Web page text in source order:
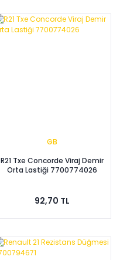
GB
R21 Txe Concorde Viraj Demir
Orta Lastiği 7700774026
92,70 TL